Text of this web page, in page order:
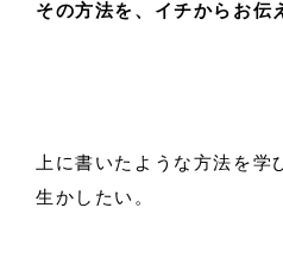
その方法を、イチからお伝
上に書いたような方法を学
生かしたい。